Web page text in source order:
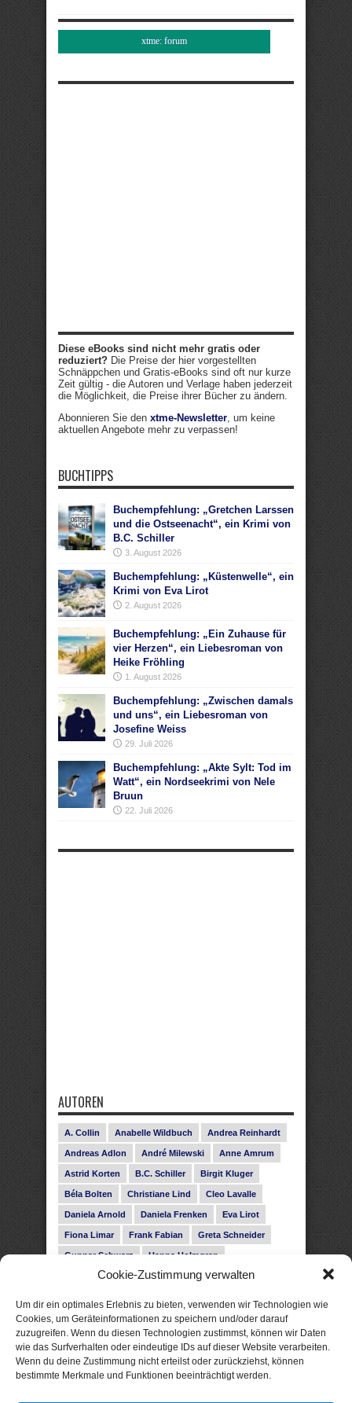
Cookie-Zustimmung verwalten
Um dir ein optimales Erlebnis zu bieten, verwenden wir Technologien wie
Cookies, um Geräteinformationen zu speichern und/oder darauf
zuzugreifen. Wenn du diesen Technologien zustimmst, können wir Daten
wie das Surfverhalten oder eindeutige IDs auf dieser Website verarbeiten.
Wenn du deine Zustimmung nicht erteilst oder zurückziehst, können
bestimmte Merkmale und Funktionen beeinträchtigt werden.
xtme: forum
Diese eBooks sind nicht mehr gratis oder
reduziert? Die Preise der hier vorgestellten
Schnäppchen und Gratis-eBooks sind oft nur kurze
Zeit gültig - die Autoren und Verlage haben jederzeit
die Möglichkeit, die Preise ihrer Bücher zu ändern.
Abonnieren Sie den xtme-Newsletter, um keine
aktuellen Angebote mehr zu verpassen!
BUCHTIPPS
Buchempfehlung: „Gretchen Larssen
und die Ostseenacht“, ein Krimi von
B.C. Schiller
3. August 2026
Buchempfehlung: „Küstenwelle“, ein
Krimi von Eva Lirot
2. August 2026
Buchempfehlung: „Ein Zuhause für
vier Herzen“, ein Liebesroman von
Heike Fröhling
1. August 2026
Buchempfehlung: „Zwischen damals
und uns“, ein Liebesroman von
Josefine Weiss
29. Juli 2026
Buchempfehlung: „Akte Sylt: Tod im
Watt“, ein Nordseekrimi von Nele
Bruun
22. Juli 2026
AUTOREN
A. Collin Anabelle Wildbuch Andrea Reinhardt
Andreas Adlon André Milewski Anne Amrum
Astrid Korten B.C. Schiller Birgit Kluger
Béla Bolten Christiane Lind Cleo Lavalle
Daniela Arnold Daniela Frenken Eva Lirot
Fiona Limar Frank Fabian Greta Schneider
Gunnar Schwarz Hanna Holmgren
Heike Fröhling Ina Glahe Ivo Pala J. Vellguth
Leonie Haubrich Lilly Labord Livia Pipes
Malin Blunk Marcus Hünnebeck Martin Krist
Melisa Schwermer Nele Bruun Nika Lubitsch
Noah Fitz Nora Amelie René Junge